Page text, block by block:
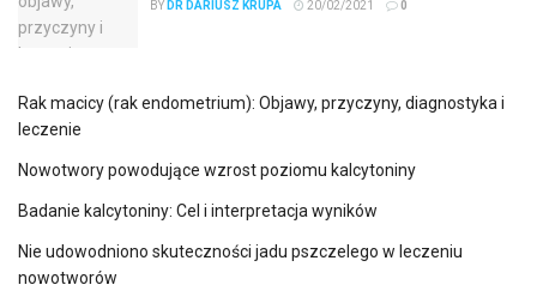
BY DR DARIUSZ KRUPA 20/02/2021 0
Rak macicy (rak endometrium): Objawy, przyczyny, diagnostyka i
leczenie
Nowotwory powodujące wzrost poziomu kalcytoniny
Badanie kalcytoniny: Cel i interpretacja wyników
Nie udowodniono skuteczności jadu pszczelego w leczeniu
nowotworów